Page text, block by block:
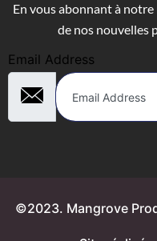
En vous abonnant à
de nos nouvelles
Email Address
©2023. Mangrove